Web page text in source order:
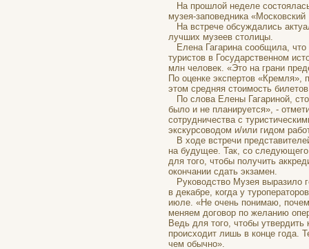
На прошлой неделе
музея-заповедника
На встрече обсуждались
лучших музеев столицы.
Елена Гагарина сообщила, что
туристов в Государственном
млн человек. «Это на грани
По оценке экспертов «Кремля»,
этом средняя стоимость
По слова Елены Гагариной,
было и не планируется», -
сотрудничества с
экскурсоводом и/или гидом
В ходе встречи
на будущее. Так, со следующего
для того, чтобы получить
окончании сдать экзамен.
Руководство Музея выразило
в декабре, когда у
июле. «Не очень понимаю,
меняем договор по желанию
Ведь для того, чтобы
происходит лишь в конце года.
чем обычно».